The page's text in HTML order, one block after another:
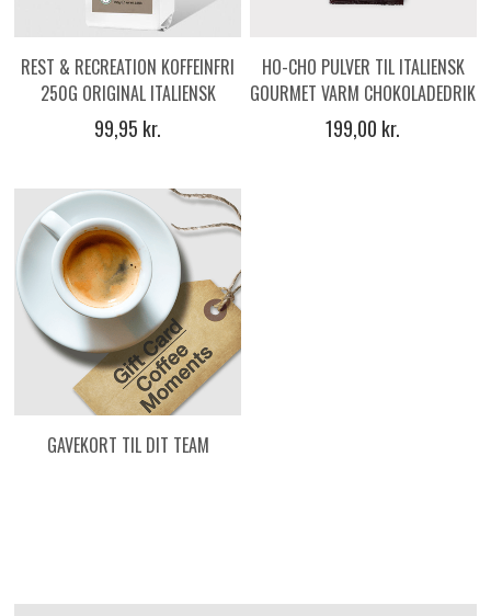
REST & RECREATION KOFFEINFRI
250G ORIGINAL ITALIENSK
ESPRESSO KAFFEBØNNER
99,95 kr.
HO-CHO PULVER TIL ITALIENSK
GOURMET VARM CHOKOLADEDRIK
19,3% CACAO, 1000G
199,00 kr.
GAVEKORT TIL DIT TEAM